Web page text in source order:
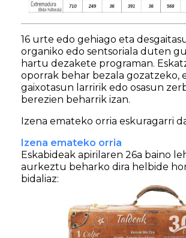
16 urte edo gehiago eta
organiko edo sentsoriala duten
hartu dezakete programan.
oporrak behar bezala gozatzeko,
gaixotasun larririk edo osasun
berezien beharrik izan.
Izena emateko orria eskuragarri
Izena emateko orria
Eskabideak apirilaren 26a baino
aurkeztu beharko dira helbide
bidaliaz: